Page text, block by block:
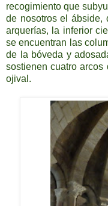
recogimiento que
de nosotros el ábside,
arquerías, la inferior
se encuentran las
de la bóveda y
sostienen cuatro
ojival.